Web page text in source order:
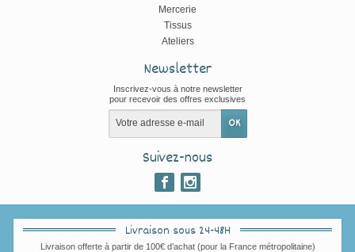
Mercerie
Tissus
Ateliers
Newsletter
Inscrivez-vous à notre newsletter
pour recevoir des offres exclusives
Suivez-nous
Livraison sous 24-48H
Livraison offerte à partir de 100€ d’achat (pour la France métropolitaine)